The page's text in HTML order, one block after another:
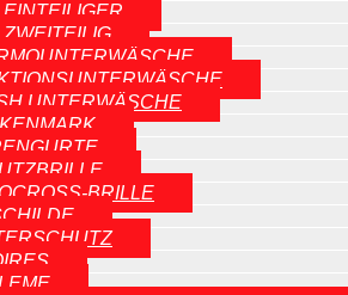
EINTEILIGER
ZWEITEILIG
UNTERWÄSCHE
BRILLE